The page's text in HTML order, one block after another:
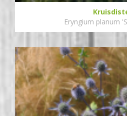
Eryngium planum